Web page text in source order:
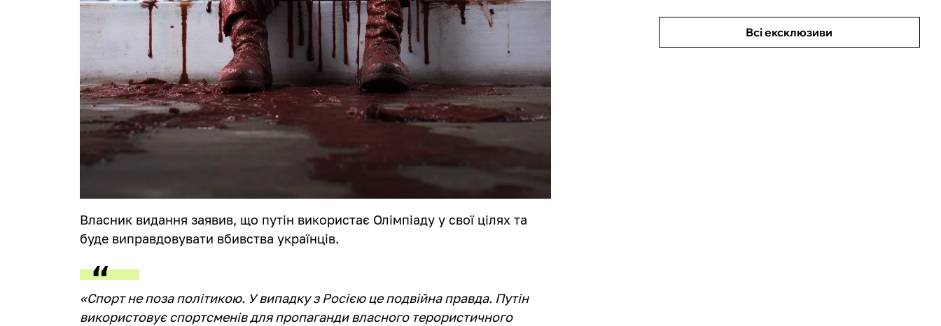
Власник видання заявив, що путін використає Олімпіаду у свої цілях та
буде виправдовувати вбивства українців.
«Спорт не поза політикою. У випадку з Росією це подвійна правда. Путін
використовує спортсменів для пропаганди власного терористичного
Всі ексклюзиви